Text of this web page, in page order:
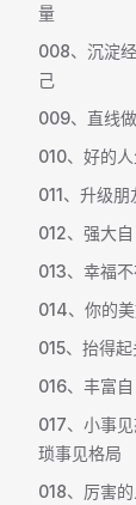
量
008、沉淀
己
009、直线
010、好的
011、升级朋
012、强大
013、幸福
014、你的
015、抬得
016、丰富
017、小事见
琐事见格局
018、厉害